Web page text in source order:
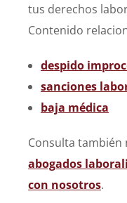
tus derechos
Contenido
despido
sanciones
baja médica
Consulta también
abogados
con nosotros.